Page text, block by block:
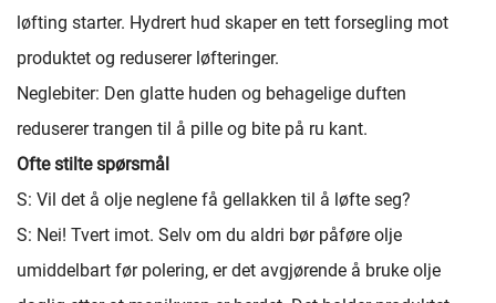
løfting starter. Hydrert hud skaper en tett forsegling mot
produktet og reduserer løfteringer.
Neglebiter: Den glatte huden og behagelige duften
reduserer trangen til å pille og bite på ru kant.
Ofte stilte spørsmål
S: Vil det å olje neglene få gellakken til å løfte seg?
S: Nei! Tvert imot. Selv om du aldri bør påføre olje
umiddelbart før polering, er det avgjørende å bruke olje